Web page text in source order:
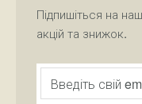
Підпишіться на
акцій та знижок.